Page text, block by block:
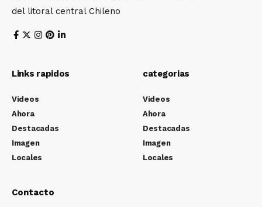
del litoral central Chileno
Links rapidos
Videos
Ahora
Destacadas
Imagen
Locales
categorias
Videos
Ahora
Destacadas
Imagen
Locales
Contacto